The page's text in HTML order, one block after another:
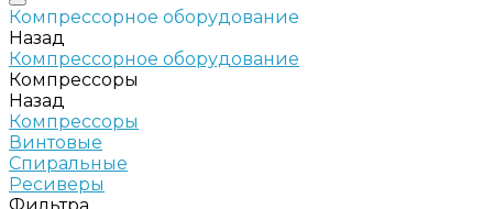
Компрессорное оборудование
Назад
Компрессорное оборудование
Компрессоры
Назад
Компрессоры
Винтовые
Спиральные
Ресиверы